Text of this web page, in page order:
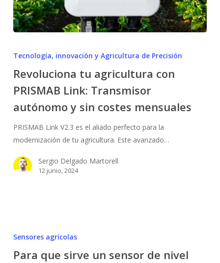
con
PRISMAB
autónomo
y
costes
Tecnología, innovación y Agricultura de Precisión
Revoluciona tu agricultura con
PRISMAB Link: Transmisor
autónomo y sin costes mensuales
PRISMAB Link V2.3 es el aliado perfecto para la
modernización de tu agricultura. Este avanzado…
Sergio Delgado Martorell
12 junio, 2024
un
Sensores agrícolas
Para que sirve un sensor de nivel